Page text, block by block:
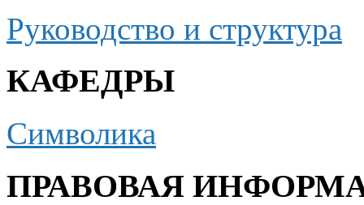
Руководство и структура
КАФЕДРЫ
Символика
ПРАВОВАЯ